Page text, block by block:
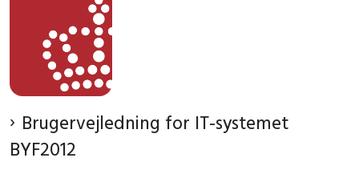
Brugervejledning for IT-systemet
BYF2012